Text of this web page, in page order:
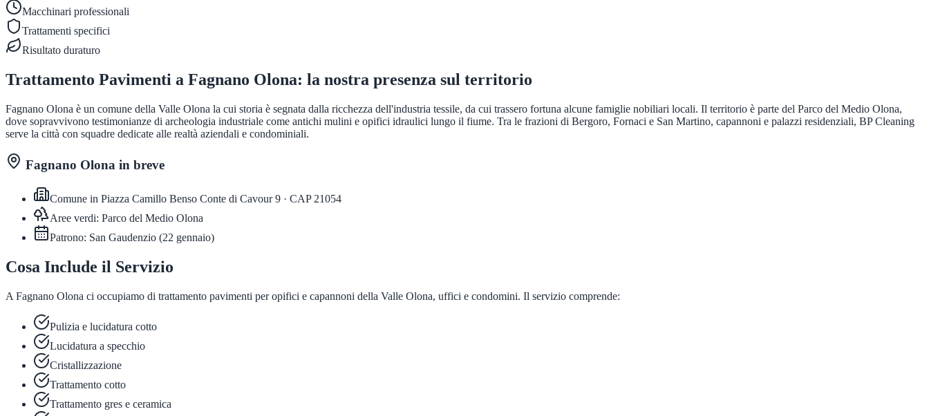
Macchinari professionali
Trattamenti specifici
Risultato duraturo
Trattamento Pavimenti a Fagnano Olona: la nostra presenza sul territorio
Fagnano Olona è un comune della Valle Olona la cui storia è segnata dalla ricchezza dell'industria tessile, da cui trassero fortuna alcune famiglie nobiliari locali. Il territorio è parte del Parco del Medio Olona,
dove sopravvivono testimonianze di archeologia industriale come antichi mulini e opifici idraulici lungo il fiume. Tra le frazioni di Bergoro, Fornaci e San Martino, capannoni e palazzi residenziali, BP Cleaning
serve la città con squadre dedicate alle realtà aziendali e condominiali.
Fagnano Olona in breve
Comune in Piazza Camillo Benso Conte di Cavour 9 · CAP 21054
Aree verdi: Parco del Medio Olona
Patrono: San Gaudenzio (22 gennaio)
Cosa Include il Servizio
A Fagnano Olona ci occupiamo di trattamento pavimenti per opifici e capannoni della Valle Olona, uffici e condomini. Il servizio comprende:
Pulizia e lucidatura cotto
Lucidatura a specchio
Cristallizzazione
Trattamento cotto
Trattamento gres e ceramica